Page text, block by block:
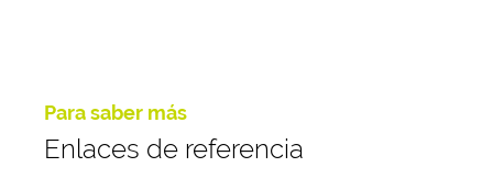
Para saber más
Enlaces de referencia